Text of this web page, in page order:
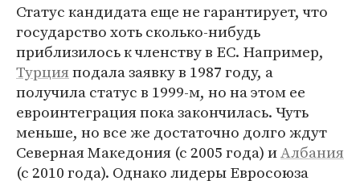
Статус кандидата еще не гарантирует, что
государство хоть сколько-нибудь
приблизилось к членству в ЕС. Например,
Турцияподала заявку в 1987 году, а
получила статус в 1999-м, но на этом ее
евроинтеграция пока закончилась. Чуть
меньше, но все же достаточно долго ждут
Северная Македония (с 2005 года) иАлбания
(с 2010 года). Однако лидеры Евросоюза